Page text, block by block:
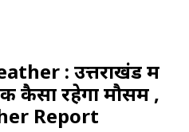
: उत्तराखंड में
रहेगा मौसम ,
Report